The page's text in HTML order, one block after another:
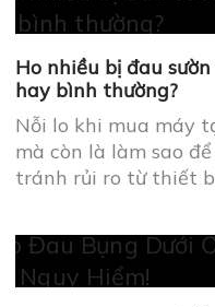
Ho nhiều bị đau
hay bình thường?
Nỗi lo khi mua máy
mà còn là làm sao
tránh rủi ro từ thiết
Thể Nguy Hiểm!
Nỗi lo khi mua máy